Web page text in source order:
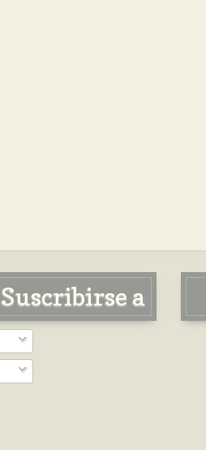
Suscribirse a